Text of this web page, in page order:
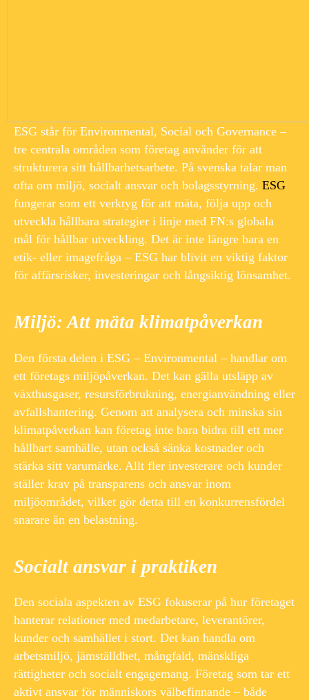
ESG står för Environmental, Social och Governance –
tre centrala områden som företag använder för att
strukturera sitt hållbarhetsarbete. På svenska talar man
ofta om miljö, socialt ansvar och bolagsstyrning. ESG
fungerar som ett verktyg för att mäta, följa upp och
utveckla hållbara strategier i linje med FN:s globala
mål för hållbar utveckling. Det är inte längre bara en
etik- eller imagefråga – ESG har blivit en viktig faktor
för affärsrisker, investeringar och långsiktig lönsamhet.
Miljö: Att mäta klimatpåverkan
Den första delen i ESG – Environmental – handlar om
ett företags miljöpåverkan. Det kan gälla utsläpp av
växthusgaser, resursförbrukning, energianvändning eller
avfallshantering. Genom att analysera och minska sin
klimatpåverkan kan företag inte bara bidra till ett mer
hållbart samhälle, utan också sänka kostnader och
stärka sitt varumärke. Allt fler investerare och kunder
ställer krav på transparens och ansvar inom
miljöområdet, vilket gör detta till en konkurrensfördel
snarare än en belastning.
Socialt ansvar i praktiken
Den sociala aspekten av ESG fokuserar på hur företaget
hanterar relationer med medarbetare, leverantörer,
kunder och samhället i stort. Det kan handla om
arbetsmiljö, jämställdhet, mångfald, mänskliga
rättigheter och socialt engagemang. Företag som tar ett
aktivt ansvar för människors välbefinnande – både